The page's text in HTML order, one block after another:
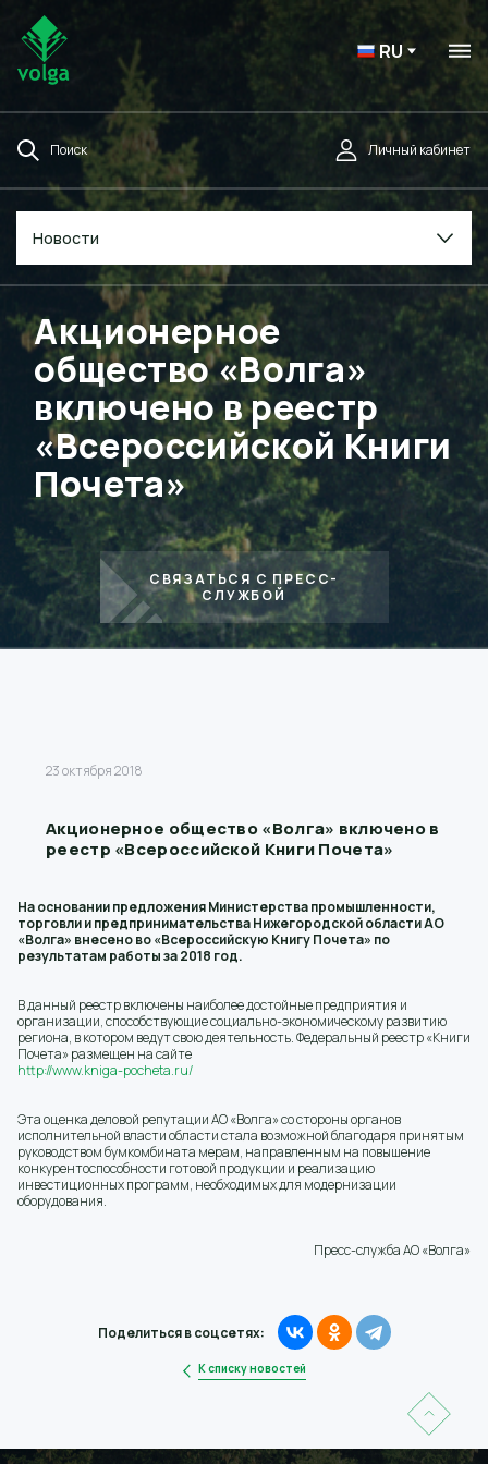
RU
Поиск Личный кабинет
Новости
Акционерное
общество «Волга»
включено в реестр
«Всероссийской Книги
Почета»
СВЯЗАТЬСЯ С ПРЕСС-
СЛУЖБОЙ
23 октября 2018
Акционерное общество «Волга» включено в
реестр «Всероссийской Книги Почета»
На основании предложения Министерства промышленности,
торговли и предпринимательства Нижегородской области АО
«Волга» внесено во «Всероссийскую Книгу Почета» по
результатам работы за 2018 год.
В данный реестр включены наиболее достойные предприятия и
организации, способствующие социально-экономическому развитию
региона, в котором ведут свою деятельность. Федеральный реестр «Книги
Почета» размещен на сайте
http://www.kniga-pocheta.ru/
Эта оценка деловой репутации АО «Волга» со стороны органов
исполнительной власти области стала возможной благодаря принятым
руководством бумкомбината мерам, направленным на повышение
конкурентоспособности готовой продукции и реализацию
инвестиционных программ, необходимых для модернизации
оборудования.
Пресс-служба АО «Волга»
К списку новостей
Поделиться в соцсетях: